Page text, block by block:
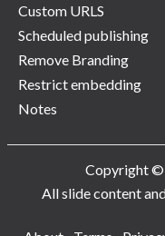
Custom URLS
Scheduled publishing
Remove Branding
Restrict embedding
Notes
Copyright ©
All slide content